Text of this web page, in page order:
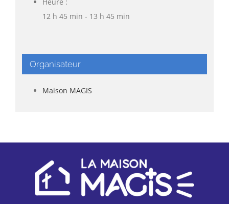
12 h 45 min - 13 h 45 min
Organisateur
Maison MAGIS